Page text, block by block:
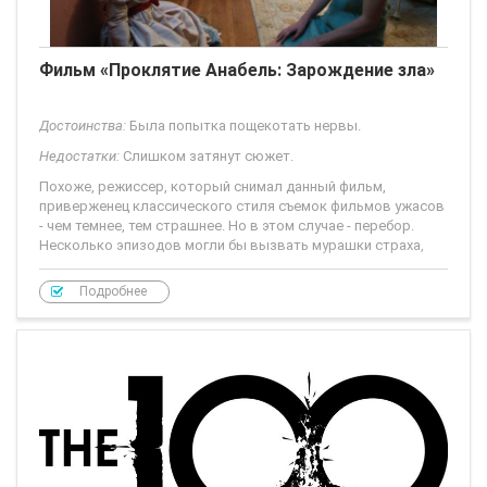
Фильм «Проклятие Анабель: Зарождение зла»
Достоинства: Была попытка пощекотать нервы.
Недостатки: Слишком затянут сюжет.
Похоже, режиссер, который снимал данный фильм,
приверженец классического стиля съемок фильмов ужасов
- чем темнее, тем страшнее. Но в этом случае - перебор.
Несколько эпизодов могли бы вызвать мурашки страха,
если
Подробнее